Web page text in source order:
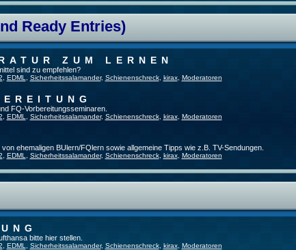
Ready Entries)
ZUM LERNEN
sind zu empfehlen?
EDML Sicherheitssalamander, Schienenschreck, kirax, Moderatoren
FQ-Vorbereitungsseminaren.
EDML Sicherheitssalamander, Schienenschreck, kirax, Moderatoren
ehemaligen BUlern/FQlern sowie allgemeine Tipps wie z.B. TV-Sendungen.
EDML Sicherheitssalamander, Schienenschreck, kirax, Moderatoren
bitte hier stellen.
EDML Sicherheitssalamander, Schienenschreck, kirax, Moderatoren